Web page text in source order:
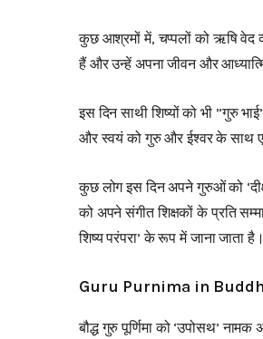
कुछ आश्रमों में, चप्पलों को ऋषि वेद
हैं और उन्हें अपना जीवन और
इस दिन साथी शिष्यों को भी ”गुरु
और स्वयं को गुरु और ईश्वर के साथ
कुछ लोग इस दिन अपने गुरुओं को
को अपने संगीत शिक्षकों के प्रति
शिष्य परंपरा’ के रूप में जाना जाता है।
Guru Purnima in
बौद्ध गुरु पूर्णिमा को ‘उपोसथ’